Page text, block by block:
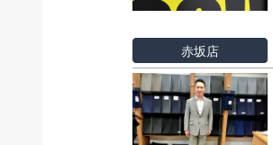
赤坂店